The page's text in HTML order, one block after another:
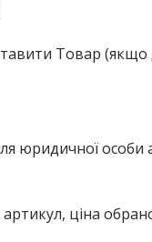
Товар
юридичної особи
артикул, ціна